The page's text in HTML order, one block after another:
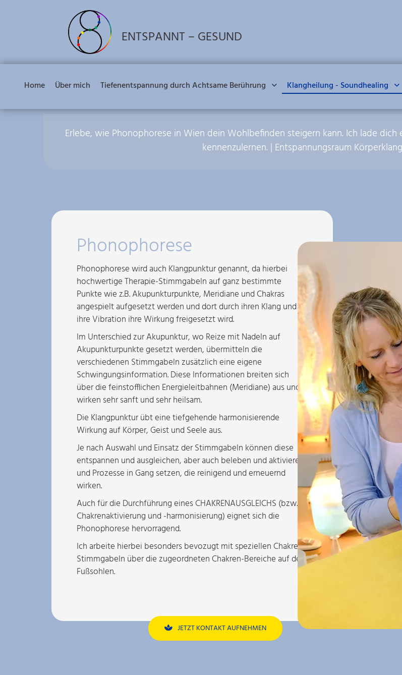
ENTSPANNT – GESUND
Home Über mich Tiefenentspannung durch Achtsame Berührung Klangheilung - Soundhealing
Erlebe, wie Phonophorese in Wien dein Wohlbefinden steigern kann. Ich lade dich
kennenzulernen. | Entspannungsraum
Phonophorese
Phonophorese wird auch Klangpunktur genannt, da hierbei
hochwertige Therapie-Stimmgabeln auf ganz bestimmte
Punkte wie z.B. Akupunkturpunkte, Meridiane und Chakras
angespielt aufgesetzt werden und dort durch ihren Klang und
ihre Vibration ihre Wirkung freigesetzt wird.
Im Unterschied zur Akupunktur, wo Reize mit Nadeln auf
Akupunkturpunkte gesetzt werden, übermitteln die
verschiedenen Stimmgabeln zusätzlich eine eigene
Schwingungsinformation. Diese Informationen breiten sich
über die feinstofflichen Energieleitbahnen (Meridiane) aus und
wirken sehr sanft und sehr heilsam.
Die Klangpunktur übt eine tiefgehende harmonisierende
Wirkung auf Körper, Geist und Seele aus.
Je nach Auswahl und Einsatz der Stimmgabeln können diese
entspannen und ausgleichen, aber auch beleben und aktivieren
und Prozesse in Gang setzen, die reinigend und erneuernd
wirken.
Auch für die Durchführung eines CHAKRENAUSGLEICHS (bzw.
Chakrenaktivierung und -harmonisierung) eignet sich die
Phonophorese hervorragend.
Ich arbeite hierbei besonders bevozugt mit speziellen Chakren-
Stimmgabeln über die zugeordneten Chakren-Bereiche auf den
Fußsohlen.
JETZT KONTAKT AUFNEHMEN